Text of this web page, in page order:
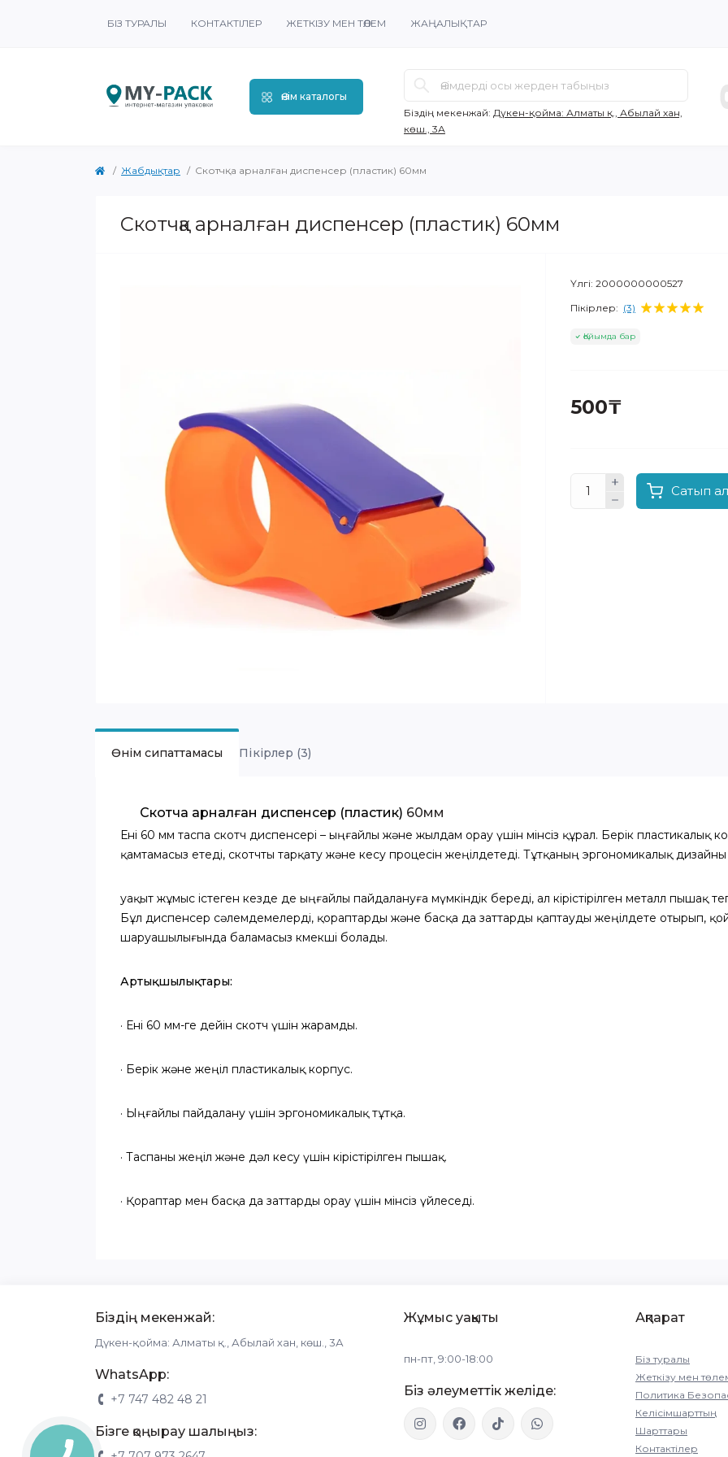
БІЗ ТУРАЛЫ КОНТАКТІЛЕР ЖЕТКІЗУ МЕН ТӨЛЕМ ЖАҢАЛЫҚТАР
Өнім каталогы
Біздің мекенжай: Дүкен-қойма: Алматы қ., Абылай хан,
көш., 3А
Жабдықтар Скотчқа арналған диспенсер (пластик) 60мм
Скотчқа арналған диспенсер (пластик) 60мм
Үлгі: 2000000000527
Пікірлер: (3)
Қойымда бар
500₸
Сатып
Өнім сипаттамасы Пікірлер (3)
Скотчқа арналған диспенсер (пластик) 60мм
Ені 60 мм таспа скотч диспенсері – ыңғайлы және жылдам орау үшін мінсіз құрал. Берік пластикалық
қамтамасыз етеді, скотчты тарқату және кесу процесін жеңілдетеді. Тұтқаның эргономикалық дизайны
уақыт жұмыс істеген кезде де ыңғайлы пайдалануға мүмкіндік береді, ал кірістірілген металл пышақ
Бұл диспенсер сәлемдемелерді, қораптарды және басқа да заттарды қаптауды жеңілдете отырып,
шаруашылығында баламасыз көмекші болады.
Артықшылықтары:
· Ені 60 мм-ге дейін скотч үшін жарамды.
· Берік және жеңіл пластикалық корпус.
· Ыңғайлы пайдалану үшін эргономикалық тұтқа.
· Таспаны жеңіл және дәл кесу үшін кірістірілген пышақ.
· Қораптар мен басқа да заттарды орау үшін мінсіз үйлеседі.
Біздің мекенжай:
Дүкен-қойма: Алматы қ., Абылай хан, көш., 3А
WhatsApp:
+7 747 482 48 21
Бізге қоңырау шалыңыз:
Жұмыс уақыты
пн-пт, 9:00-18:00
Біз әлеуметтік желіде:
Ақпарат
Біз туралы
Жеткізу мен
Политика
Келісімшарттың
Шарттары
Контактілер